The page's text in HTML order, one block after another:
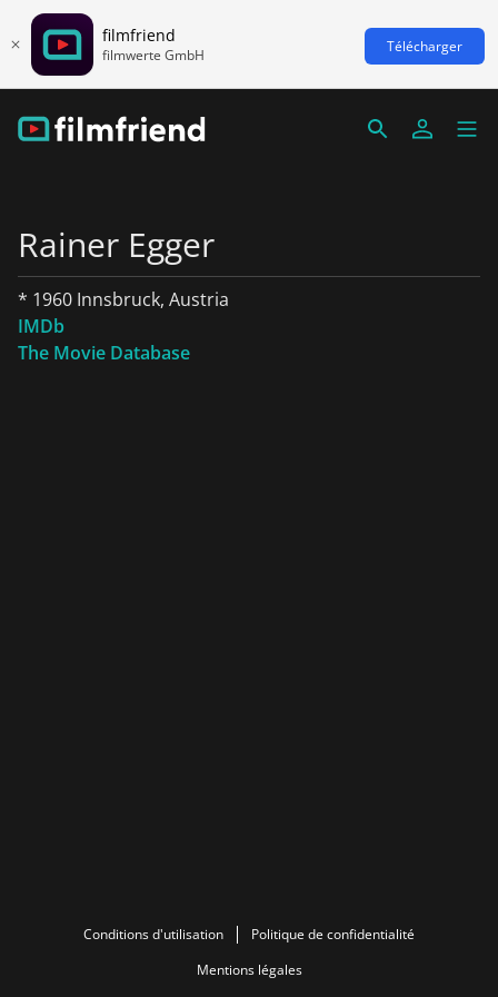
filmfriend
filmwerte GmbH Télécharger
Rainer Egger
* 1960 Innsbruck, Austria
IMDb
The Movie Database
Conditions d'utilisation
Politique de confidentialité
Mentions légales